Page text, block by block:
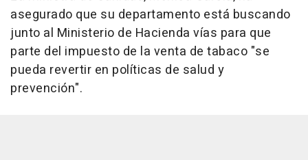
asegurado que su departamento está buscando
junto al Ministerio de Hacienda vías para que
parte del impuesto de la venta de tabaco "se
pueda revertir en políticas de salud y
prevención".